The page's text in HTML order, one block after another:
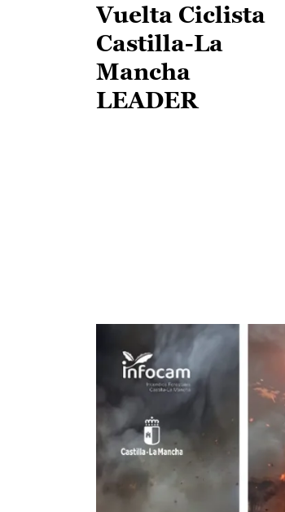
Vuelta Ciclista
Castilla-La
Mancha
LEADER